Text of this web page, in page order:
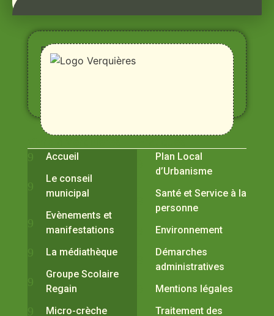
Entre
Rhône,
Alpilles
et
Durance
Accueil
Le conseil
municipal
Evènements et
manifestations
La médiathèque
Groupe Scolaire
Regain
Micro-crèche
Plan Local
d’Urbanisme
Santé et Service à la
personne
Environnement
Démarches
administratives
Mentions légales
Traitement des